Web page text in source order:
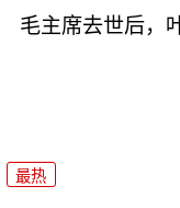
毛主席去世后，
最热